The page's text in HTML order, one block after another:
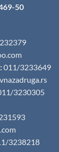
50
011/3233649
3230305
3238218